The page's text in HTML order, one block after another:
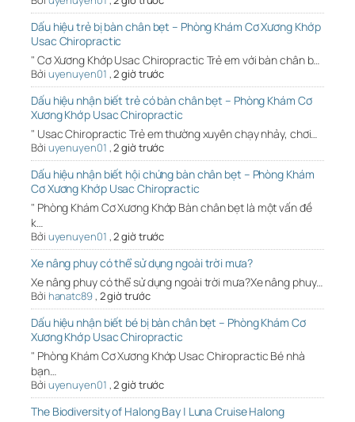
Dấu hiệu trẻ bị bàn chân bẹt – Phòng Khám Cơ Xương Khớp
Usac Chiropractic
" Cơ Xương Khớp Usac Chiropractic Trẻ em với bàn chân b…
Bởi uyenuyen01 ,2 giờ trước
Dấu hiệu nhận biết trẻ có bàn chân bẹt – Phòng Khám Cơ
Xương Khớp Usac Chiropractic
" Usac Chiropractic Trẻ em thường xuyên chạy nhảy, chơi…
Bởi uyenuyen01 ,2 giờ trước
Dấu hiệu nhận biết hội chứng bàn chân bẹt – Phòng Khám
Cơ Xương Khớp Usac Chiropractic
" Phòng Khám Cơ Xương Khớp Bàn chân bẹt là một vấn đề
k…
Bởi uyenuyen01 ,2 giờ trước
Xe nâng phuy có thể sử dụng ngoài trời mưa?
Xe nâng phuy có thể sử dụng ngoài trời mưa?Xe nâng phuy…
Bởi hanatc89, 2 giờ trước
Dấu hiệu nhận biết bé bị bàn chân bẹt – Phòng Khám Cơ
Xương Khớp Usac Chiropractic
" Phòng Khám Cơ Xương Khớp Usac Chiropractic Bé nhà
bạn…
Bởi uyenuyen01 ,2 giờ trước
The Biodiversity of Halong Bay | Luna Cruise Halong